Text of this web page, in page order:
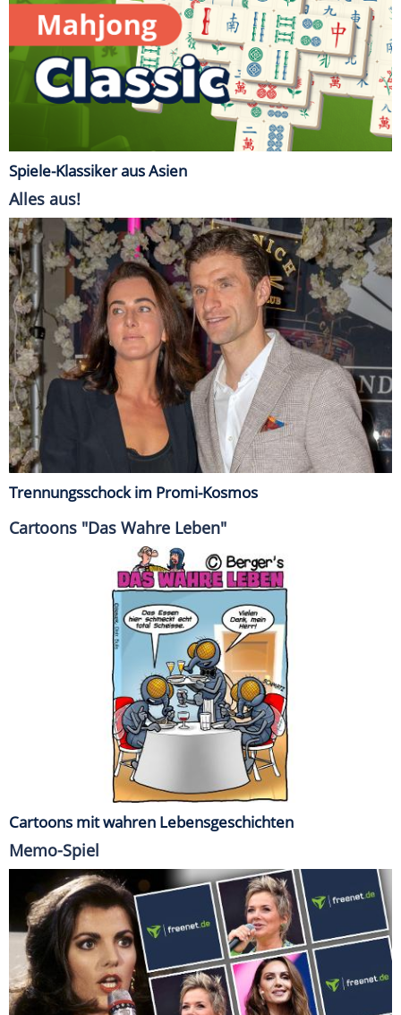
Spiele-Klassiker aus Asien
Alles aus!
Trennungsschock im Promi-Kosmos
Cartoons "Das Wahre Leben"
Cartoons mit wahren Lebensgeschichten
Memo-Spiel